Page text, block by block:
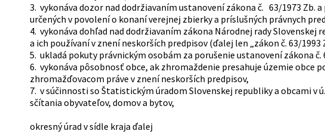
3. vykonáva dozor nad dodržiavaním ustanovení zákona č. 63/1973 Zb.
určených v povolení o konaní verejnej zbierky a príslušných právnych
4. vykonáva dohľad nad dodržiavaním zákona Národnej rady
a ich používaní v znení neskorších predpisov (ďalej len „zákon č. 63/1993
5. ukladá pokuty právnickým osobám za porušenie ustanovení zákona
6. vykonáva pôsobnosť obce, ak zhromaždenie presahuje územie obce
zhromažďovacom práve v znení neskorších predpisov,
7. v súčinnosti so Štatistickým úradom Slovenskej republiky a obcami v
sčítania obyvateľov, domov a bytov,
okresný úrad v sídle kraja ďalej